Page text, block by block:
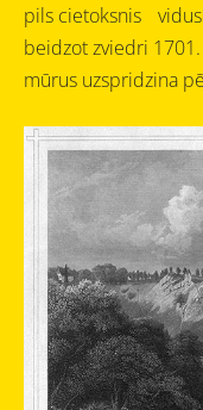
pils cietoksnis
beidzot zviedri
mūrus uzspridzina